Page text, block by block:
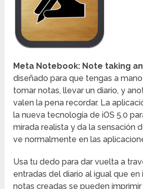
Meta Notebook: Note taking
diseñado para que tengas a
tomar notas, llevar un diario, y
valen la pena recordar. La
la nueva tecnología de iOS 5.0
mirada realista y da la sensación
ve normalmente en las
Usa tu dedo para dar vuelta a
entradas del diario al igual que en
notas creadas se pueden